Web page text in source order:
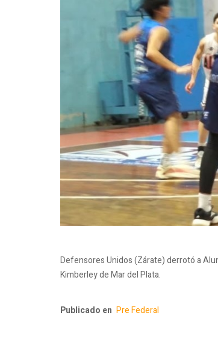
Defensores Unidos (Zárate) derrotó a
Kimberley de Mar del Plata.
Publicado en Pre Federal